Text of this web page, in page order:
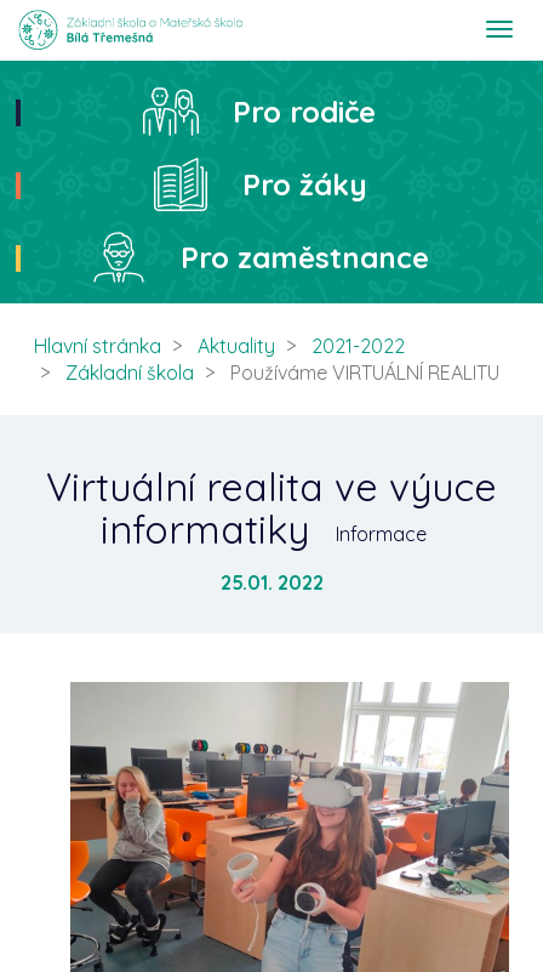
T
t
Hledat
Pro rodiče
Pro žáky
Pro zaměstnance
Hlavní stránka Aktuality
2021-2022
Základní škola
Používáme VIRTUÁLNÍ REALITU
Virtuální realita ve výuce
informatiky
Informace
25.01. 2022